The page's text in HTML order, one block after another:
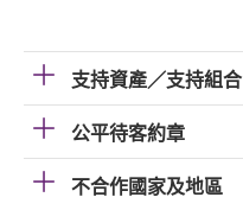
支持資產／支持組合
公平待客約章
不合作國家及地區